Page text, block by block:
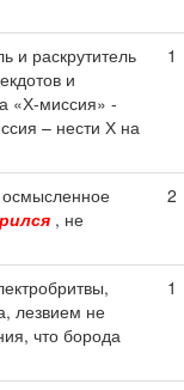
и раскрутитель
и
«Х-миссия» -
– нести Х на
1
, не
2
лезвием не
что борода
1